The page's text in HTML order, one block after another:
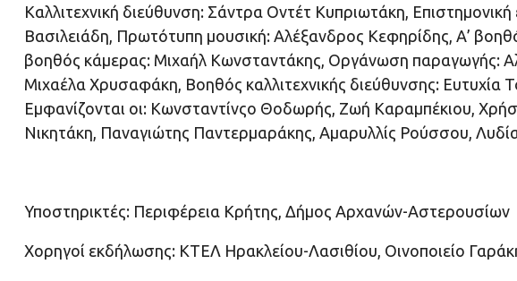
Καλλιτεχνική διεύθυνση: Σάντρα Οντέτ Κυπριωτάκη,
Βασιλειάδη, Πρωτότυπη μουσική: Αλέξανδρος Κεφηρίδης, Α’
βοηθός κάμερας: Μιχαήλ Κωνσταντάκης, Οργάνωση παραγωγής:
Μιχαέλα Χρυσαφάκη, Βοηθός καλλιτεχνικής διεύθυνσης:
Εμφανίζονται οι: Κωνσταντίνςο Θοδωρής, Ζωή Καραμπέκιου,
Νικητάκη, Παναγιώτης Παντερμαράκης, Αμαρυλλίς Ρούσσου,
Υποστηρικτές: Περιφέρεια Κρήτης, Δήμος Αρχανών-Αστερουσίων
Χορηγοί εκδήλωσης: ΚΤΕΛ Ηρακλείου-Λασιθίου, Οινοποιείο